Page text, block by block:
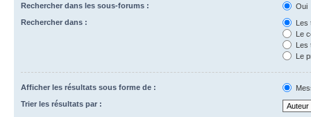
Rechercher dans les sous-forums :
Oui
Rechercher dans :
Les
Le
Les
Le
Afficher les résultats sous forme de :
Trier les résultats par :